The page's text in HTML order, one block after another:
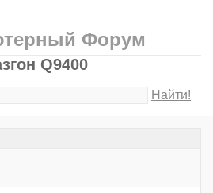
Форум
Q9400
Найти!